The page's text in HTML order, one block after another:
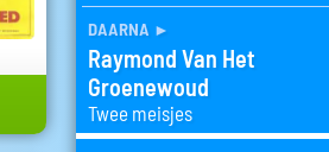
daarna ►
Raymond Van Het
Groenewoud
Twee meisjes